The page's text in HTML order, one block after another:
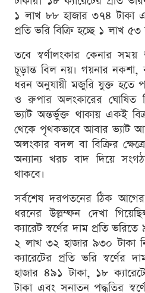
১ লাখ ৮৮ হাজার ৩৭৪ টাকা
প্রতি ভরি বিক্রি হচ্ছে ১ লাখ
তবে স্বর্ণালংকার কেনার সময়
চূড়ান্ত বিল নয়। গয়নার
ধরন অনুযায়ী মজুরি যুক্ত হতে
ও রুপার অলংকারের ঘোষিত
ভ্যাট অন্তর্ভুক্ত থাকায় একই
থেকে পৃথকভাবে আবার ভ্যাট
অলংকার বদল বা বিক্রির
অন্যান্য খরচ বাদ দিয়ে
থাকবে।
সর্বশেষ দরপতনের ঠিক আগের
ধরনের উল্লম্ফন দেখা
ক্যারেট স্বর্ণের দাম প্রতি
২ লাখ ৩২ হাজার ৯৩০ টাকা
ক্যারেটের প্রতি ভরি স্বর্ণের
হাজার ৪৯১ টাকা, ১৮
টাকা এবং সনাতন পদ্ধতির